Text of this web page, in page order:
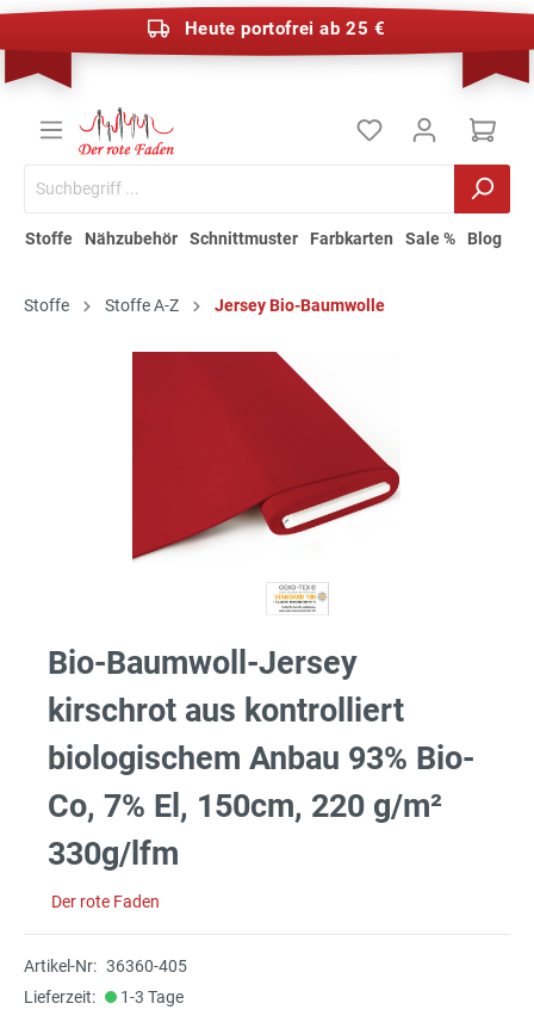
Heute portofrei ab 25 €
Stoffe Nähzubehör Schnittmuster Farbkarten Sale % Blog
Stoffe Stoffe A-Z Jersey Bio-Baumwolle
Bio-Baumwoll-Jersey
kirschrot aus kontrolliert
biologischem Anbau 93% Bio-
Co, 7% El, 150cm, 220 g/m²
330g/lfm
Der rote Faden
Artikel-Nr: 36360-405
Lieferzeit:
1-3 Tage